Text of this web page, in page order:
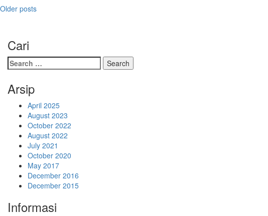
Posts
Older posts
Cari
Search
for:
Arsip
April 2025
August 2023
October 2022
August 2022
July 2021
October 2020
May 2017
December 2016
December 2015
Informasi